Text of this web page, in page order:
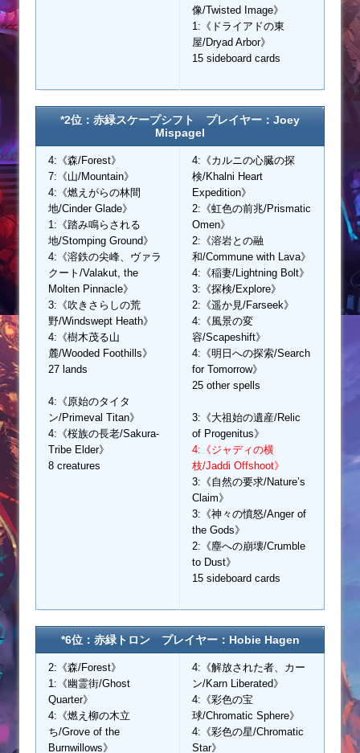
像/Twisted Image》
1:《ドライアドの東
屋/Dryad Arbor》
15 sideboard cards
*2位：赤緑スケープシフト プレイヤー：Joey
Mispagel
4:《森/Forest》
7:《山/Mountain》
4:《燃えがらの林間
地/Cinder Glade》
1:《踏み鳴らされる
地/Stomping Ground》
4:《溶鉄の尖峰、ヴァラ
クート/Valakut, the
Molten Pinnacle》
3:《吹きさらしの荒
野/Windswept Heath》
4:《樹木茂る山
麓/Wooded Foothills》
27 lands
4:《原始のタイタ
ン/Primeval Titan》
4:《桜族の長老/Sakura-
Tribe Elder》
8 creatures
4:《カルニの心臓の探
検/Khalni Heart
Expedition》
2:《虹色の前兆/Prismatic
Omen》
2:《溶岩との融
和/Commune with Lava》
4:《稲妻/Lightning Bolt》
3:《探検/Explore》
2:《遥か見/Farseek》
4:《風景の変
容/Scapeshift》
4:《明日への探索/Search
for Tomorrow》
25 other spells
3:《大祖始の遺産/Relic
of Progenitus》
4:《ジャディの横
枝/Jaddi Offshoot》
3:《自然の要求/Nature’s
Claim》
3:《神々の憤怒/Anger of
the Gods》
2:《塵への崩壊/Crumble
to Dust》
15 sideboard cards
*6位：赤緑トロン プレイヤー：Hobie Hagen
2:《森/Forest》
1:《幽霊街/Ghost
Quarter》
4:《燃え柳の木立
ち/Grove of the
Burnwillows》
4:《解放された者、カー
ン/Karn Liberated》
4:《彩色の宝
球/Chromatic Sphere》
4:《彩色の星/Chromatic
Star》